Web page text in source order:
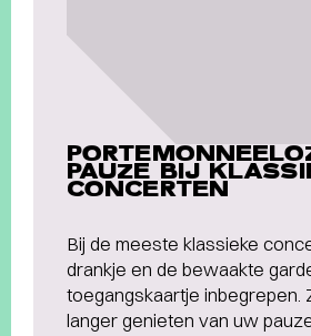
PAUZE BIJ
CONCERTEN
Bij de meeste klassieke
drankje en de bewaakte
toegangskaartje inbegrepen.
langer genieten van uw